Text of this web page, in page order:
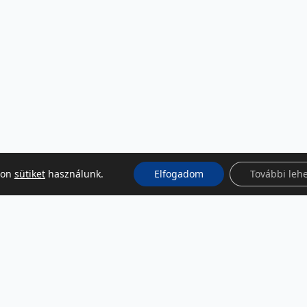
sütikethasználunk. Elfogadom További